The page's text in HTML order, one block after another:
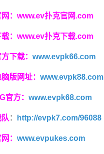
网：www.ev扑克官网.com
载：www.ev扑克下载.com
方下载：www.evpk66.com
脑版网址：www.evpk88.com
官方：www.evpk68.com
： http://evpk7.com/96088
网：www.evpukes.com